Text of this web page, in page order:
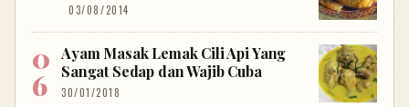
03/08/2014
Ayam Masak Lemak Cili Api Yang
Sangat Sedap dan Wajib Cuba
30/01/2018